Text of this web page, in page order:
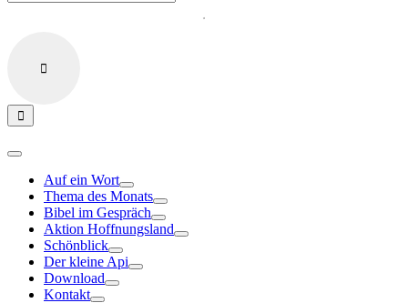
Auf ein Wort
Thema des Monats
Bibel im Gespräch
Aktion Hoffnungsland
Schönblick
Der kleine Api
Download
Kontakt